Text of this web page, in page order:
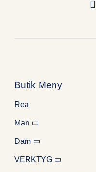
Butik Meny
Rea
Man
Dam
VERKTYG